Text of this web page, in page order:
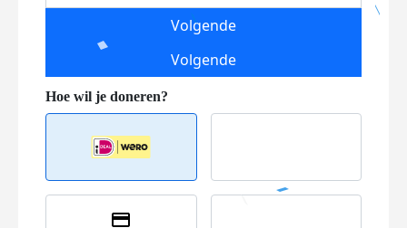
Volgende
Volgende